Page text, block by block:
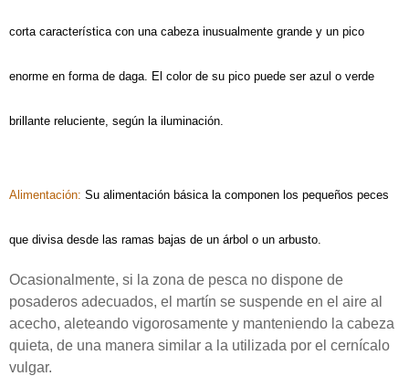
corta característica con una cabeza inusualmente grande y un pico
enorme en forma de daga. El color de su pico puede ser azul o verde
brillante reluciente, según la iluminación.
Alimentación: Su alimentación básica la componen los pequeños peces
que divisa desde las ramas bajas de un árbol o un arbusto.
Ocasionalmente, si la zona de pesca no dispone de
posaderos adecuados, el martín se suspende en el aire al
acecho, aleteando vigorosamente y manteniendo la cabeza
quieta, de una manera similar a la utilizada por el cernícalo
vulgar.